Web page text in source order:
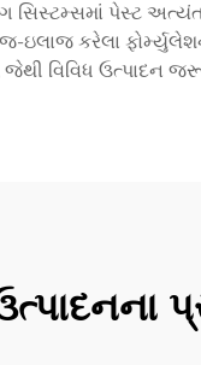
પેસ્ટ
ઇલાજ કરેલા
વિવિધ ઉત્પાદન